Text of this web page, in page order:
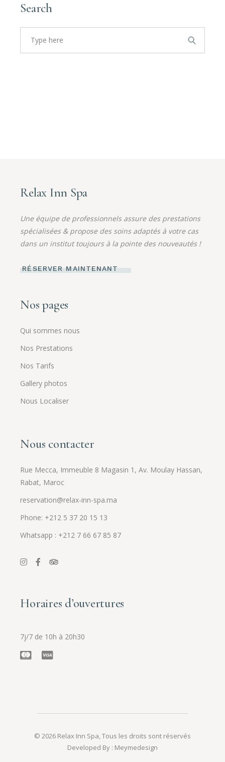
Search
RECHERCHE
for:
Relax Inn Spa
Une équipe de professionnels assure des prestations
spécialisées & propose des soins adaptés à votre cas
dans un institut toujours à la pointe des nouveautés !
RÉSERVER MAINTENANT
Nos pages
Qui sommes nous
Nos Prestations
Nos Tarifs
Gallery photos
Nous Localiser
Nous contacter
Rue Mecca, Immeuble 8 Magasin 1, Av. Moulay Hassan,
Rabat, Maroc
reservation@relax-inn-spa.ma
Phone: +212 5 37 20 15 13
Whatsapp : +212 7 66 67 85 87
Horaires d’ouvertures
7j/7 de 10h à 20h30
© 2026 Relax Inn Spa, Tous les droits sont réservés
Developed By : Meymedesign